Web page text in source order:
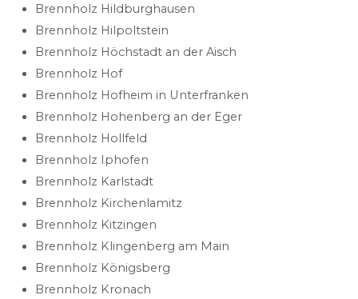
Brennholz Hildburghausen
Brennholz Hilpoltstein
Brennholz Höchstadt an der Aisch
Brennholz Hof
Brennholz Hofheim in Unterfranken
Brennholz Hohenberg an der Eger
Brennholz Hollfeld
Brennholz Iphofen
Brennholz Karlstadt
Brennholz Kirchenlamitz
Brennholz Kitzingen
Brennholz Klingenberg am Main
Brennholz Königsberg
Brennholz Kronach